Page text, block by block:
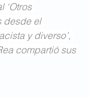
‘Otros
desde el
y diverso’,
compartió sus